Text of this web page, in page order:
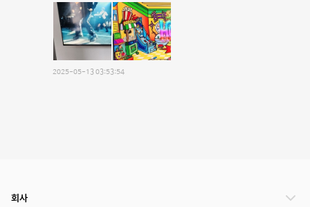
2025-05-13 03:53:54
회사